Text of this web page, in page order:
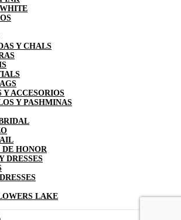
Y CHALS
Y ACCESORIOS
Y PASHMINAS
HONOR
DRESSES
LAKE